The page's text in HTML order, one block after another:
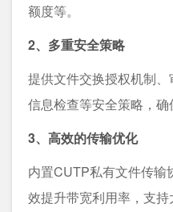
额度等。
2、多重安全策略
提供文件交换授权机制
信息检查等安全策略，确
3、高效的传输优化
内置CUTP私有文件传输
效提升带宽利用率，支